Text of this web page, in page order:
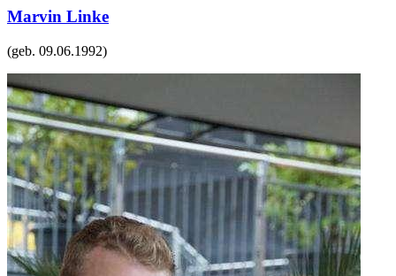
Marvin Linke
(geb. 09.06.1992)